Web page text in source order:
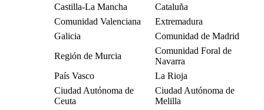
Castilla-La Mancha
Cataluña
Comunidad Valenciana
Extremadura
Galicia
Comunidad de Madrid
Región de Murcia
Comunidad Foral de
Navarra
País Vasco
La Rioja
Ciudad Autónoma de
Ceuta
Ciudad Autónoma de
Melilla